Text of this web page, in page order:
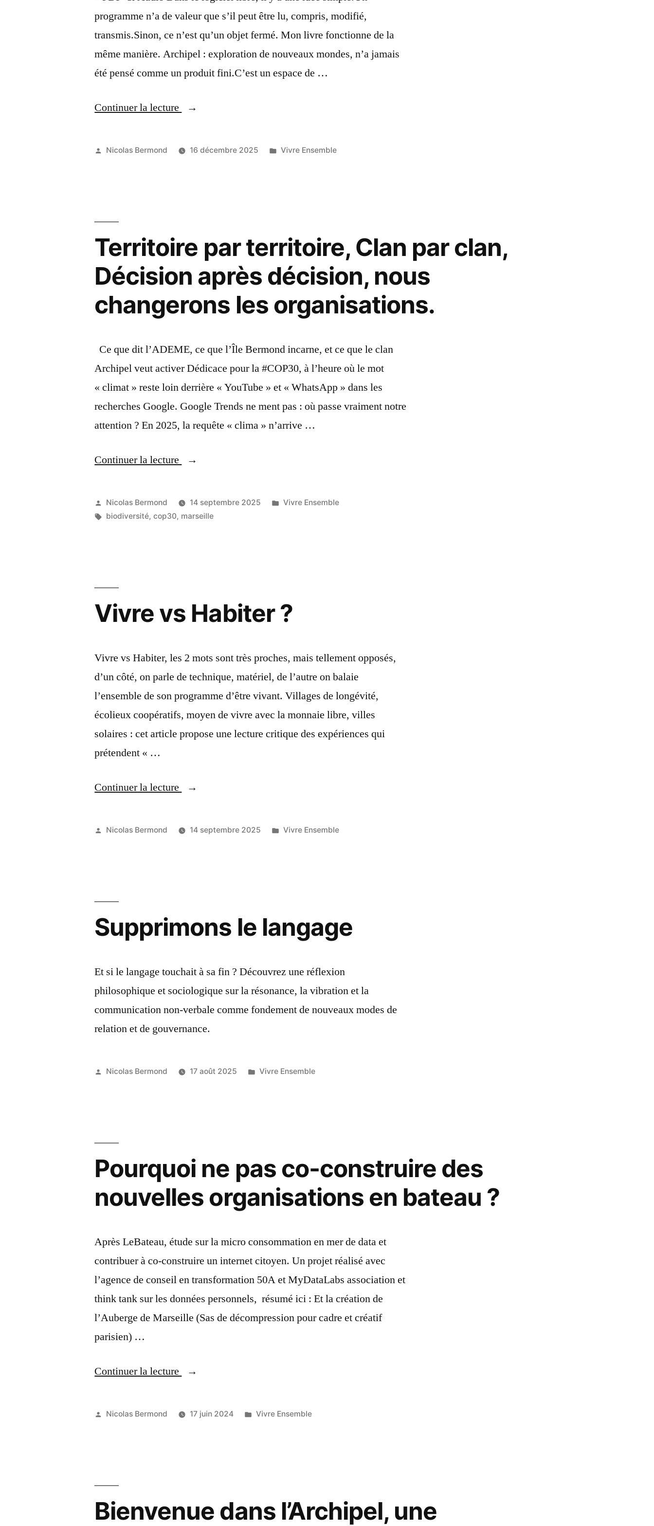
programme n’a de valeur que s’il peut être lu, compris, modifié,
transmis.Sinon, ce n’est qu’un objet fermé. Mon livre fonctionne de la
même manière. Archipel : exploration de nouveaux mondes, n’a jamais
été pensé comme un produit fini.C’est un espace de …
Continuer la lecture
« Libérer
livre »
Publié
Nicolas Bermond 16 décembre 2025
Publié
Vivre Ensemble
Territoire par territoire, Clan par clan,
Décision après décision, nous
changerons les organisations.
Ce que dit l’ADEME, ce que l’Île Bermond incarne, et ce que le clan
Archipel veut activer Dédicace pour la #COP30, à l’heure où le mot
« climat » reste loin derrière « YouTube » et « WhatsApp » dans les
recherches Google. Google Trends ne ment pas : où passe vraiment notre
attention ? En 2025, la requête « clima » n’arrive …
Continuer la lecture
« Territoire
territoire,
Clan
décision,
organisations. »
Publié
par
Nicolas Bermond 14 septembre 2025
Publié
Vivre Ensemble
Étiquettes :
biodiversité,cop30, marseille
Vivre vs Habiter ?
Vivre vs Habiter, les 2 mots sont très proches, mais tellement opposés,
d’un côté, on parle de technique, matériel, de l’autre on balaie
l’ensemble de son programme d’être vivant. Villages de longévité,
écolieux coopératifs, moyen de vivre avec la monnaie libre, villes
solaires : cet article propose une lecture critique des expériences qui
prétendent « …
Continuer la lecture
« Vivre
Habiter
Publié
Nicolas Bermond 14 septembre 2025
Publié
Vivre Ensemble
Supprimons le langage
Et si le langage touchait à sa fin ? Découvrez une réflexion
philosophique et sociologique sur la résonance, la vibration et la
communication non-verbale comme fondement de nouveaux modes de
relation et de gouvernance.
Publié
Nicolas Bermond 17 août 2025
Publié
Vivre Ensemble
Pourquoi ne pas co-construire des
nouvelles organisations en bateau ?
Après LeBateau, étude sur la micro consommation en mer de data et
contribuer à co-construire un internet citoyen. Un projet réalisé avec
l’agence de conseil en transformation 50A et MyDataLabs association et
think tank sur les données personnels, résumé ici : Et la création de
l’Auberge de Marseille (Sas de décompression pour cadre et créatif
parisien) …
Continuer la lecture
« Pourquoi
pas
organisations
en
Publié
Nicolas Bermond 17 juin 2024
Publié
Vivre Ensemble
Bienvenue dans l’Archipel, une